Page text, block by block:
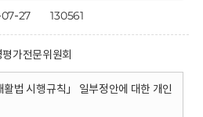
27 130561
평가전문위원회
활법 시행규칙」 일부정안에 대한 개인